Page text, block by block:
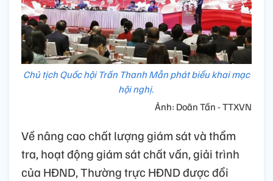
Chủ tịch Quốc hội Trần Thanh Mẫn phát biểu khai mạc
hội nghị.
Ảnh: Doãn Tấn - TTXVN
Về nâng cao chất lượng giám sát và thẩm
tra, hoạt động giám sát chất vấn, giải trình
của HĐND, Thường trực HĐND được đổi